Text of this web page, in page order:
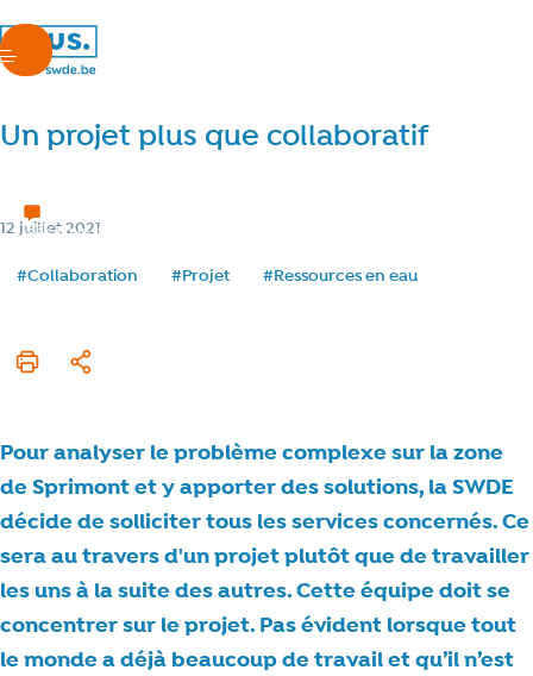
nous.swde
menu
Un projet plus que collaboratif
Catégorie
Temps de lecture
< 1 min de lecture
Date de publication
12 juillet 2021
Tags
#Collaboration #Projet #Ressources en eau
Imprimer cet article
Partager
Pour analyser le problème complexe sur la zone
de Sprimont et y apporter des solutions, la SWDE
décide de solliciter tous les services concernés. Ce
sera au travers d'un projet plutôt que de travailler
les uns à la suite des autres. Cette équipe doit se
concentrer sur le projet. Pas évident lorsque tout
le monde a déjà beaucoup de travail et qu’il n’est